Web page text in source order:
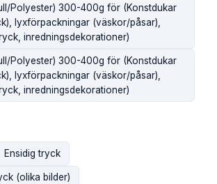
Polyester) 300-400g för (Konstdukar
lyxförpackningar (väskor/påsar),
inredningsdekorationer)
Polyester) 300-400g för (Konstdukar
lyxförpackningar (väskor/påsar),
inredningsdekorationer)
Ensidig tryck
(olika bilder)